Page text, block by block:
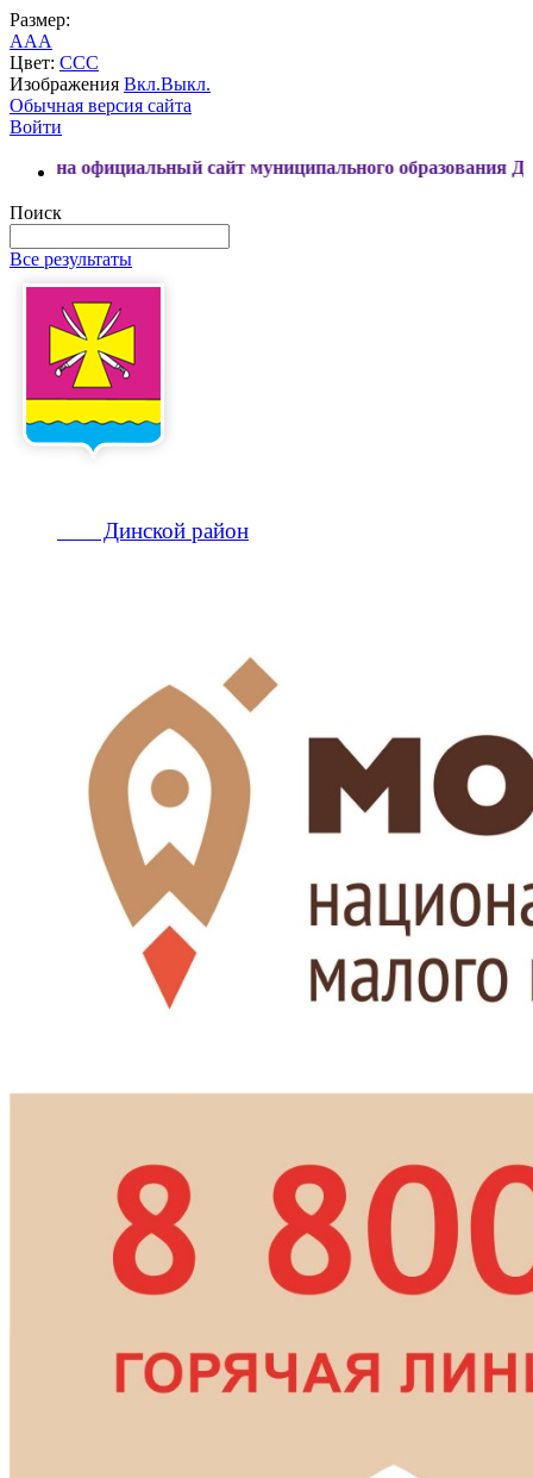
Размер:
AAA
Цвет: CCC
Изображения Вкл.Выкл.
Обычная версия сайта
Войти
сайт муниципального образования Динской район
Поиск
Все результаты
Динской район